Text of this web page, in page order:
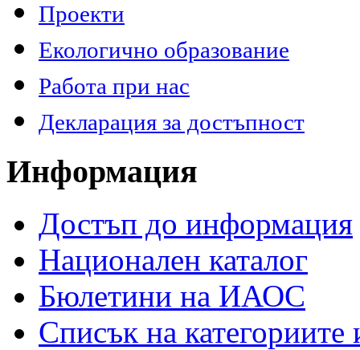
Проекти
Екологично образование
Работа при нас
Декларация за достъпност
Информация
Достъп до информация
Национален каталог
Бюлетини на ИАОС
Списък на